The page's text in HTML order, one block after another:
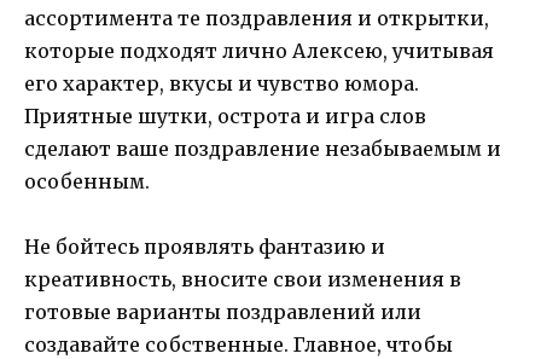
ассортимента те поздравления и открытки,
которые подходят лично Алексею, учитывая
его характер, вкусы и чувство юмора.
Приятные шутки, острота и игра слов
сделают ваше поздравление незабываемым и
особенным.
Не бойтесь проявлять фантазию и
креативность, вносите свои изменения в
готовые варианты поздравлений или
создавайте собственные. Главное, чтобы